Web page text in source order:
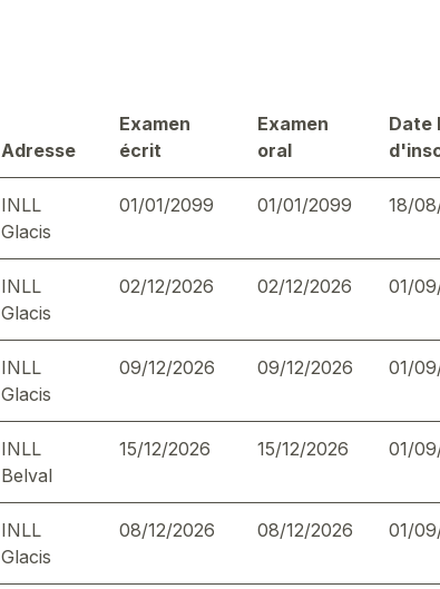
Adresse
Examen
écrit
Examen
oral
Date
INLL
Glacis
01/01/2099 01/01/2099 18/
INLL
Glacis
02/12/2026 02/12/2026 01/
INLL
Glacis
09/12/2026 09/12/2026 01/
INLL
Belval
15/12/2026 15/12/2026 01/
INLL
Glacis
08/12/2026 08/12/2026 01/